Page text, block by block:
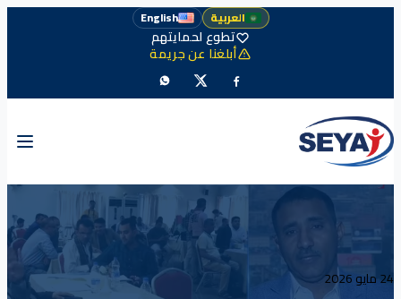
العربية English
تطوع لحمايتهم
أبلغنا عن جريمة
24 مايو 2026